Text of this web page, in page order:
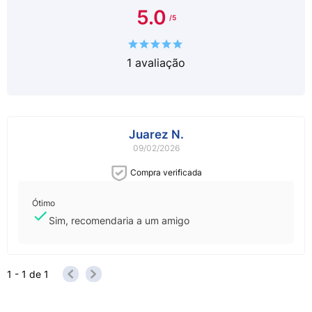
5.0
1 avaliação
Juarez N.
09/02/2026
Compra verificada
Ótimo
Sim, recomendaria a um amigo
1 - 1 de 1